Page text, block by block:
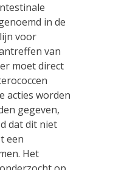
in de
voor
van
moet direct
acties worden
gegeven,
dat dit niet
een
Het